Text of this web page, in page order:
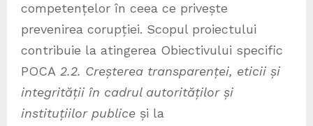
competențelor în ceea ce privește
prevenirea corupției. Scopul proiectului
contribuie la atingerea Obiectivului specific
POCA 2.2. Creșterea transparenței, eticii și
integrității în cadrul autorităților și
instituțiilor publice și la